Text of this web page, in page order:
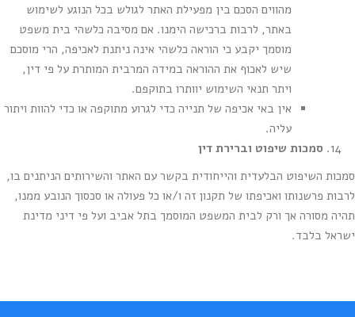
מהווים הסכם בין מפעילת האתר לגולש בכל הנוגע לשימוש
באתר, לרבות ברכישה הימנו. אם מסיבה כלשהי בית משפט
מוסמך יקבע כי הוראה כלשהי אינה ניתנת לאכיפה, הרי מוסכם
שיש לאכוף את ההוראה במידה המרבית המותרת על פי דין,
ויתר תנאי השימוש יוותרו בתוקפם.
אין באי אכיפה של תנייה כדי לגרוע מתוקפה או כדי להוות ויתור
עליה.
סמכות שיפוט וברירת דין
סמכות השיפוט הבלעדית והייחודית בקשר עם האתר והשירותים הניתנים בו,
לרבות פרשנותו ואכיפתו של תקנון זה ו/או כל פעולה או סכסוך הנובע ממנו,
תהיה מסורה אך ורק לבית המשפט המוסמך בתל אביב ועל פי דיני מדינת
ישראל בלבד.